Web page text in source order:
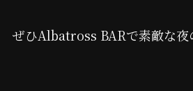
ぜひAlbatross BARで素敵な夜